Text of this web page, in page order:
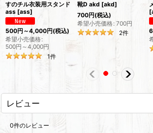
すのチル衣装用スタンド
ass [ass]
500円 ～4,000円(税込)
希望小売価格:
500円 ～4,000円
1件
靴D akd [akd]
700円(税込)
希望小売価格: 700円
2件
[
レビュー
0件のレビュー